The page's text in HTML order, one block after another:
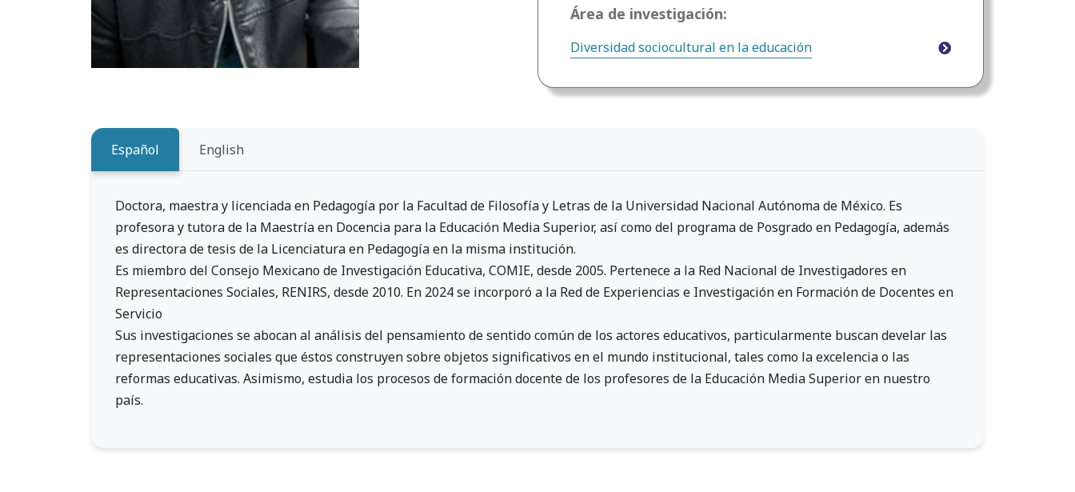
Área de investigación:
Diversidad sociocultural en la educación
Español English
Doctora, maestra y licenciada en Pedagogía por la Facultad de Filosofía y Letras de la Universidad Nacional Autónoma de México. Es
profesora y tutora de la Maestría en Docencia para la Educación Media Superior, así como del programa de Posgrado en Pedagogía, además
es directora de tesis de la Licenciatura en Pedagogía en la misma institución.
Es miembro del Consejo Mexicano de Investigación Educativa, COMIE, desde 2005. Pertenece a la Red Nacional de Investigadores en
Representaciones Sociales, RENIRS, desde 2010. En 2024 se incorporó a la Red de Experiencias e Investigación en Formación de Docentes en
Servicio
Sus investigaciones se abocan al análisis del pensamiento de sentido común de los actores educativos, particularmente buscan develar las
representaciones sociales que éstos construyen sobre objetos significativos en el mundo institucional, tales como la excelencia o las
reformas educativas. Asimismo, estudia los procesos de formación docente de los profesores de la Educación Media Superior en nuestro
país.